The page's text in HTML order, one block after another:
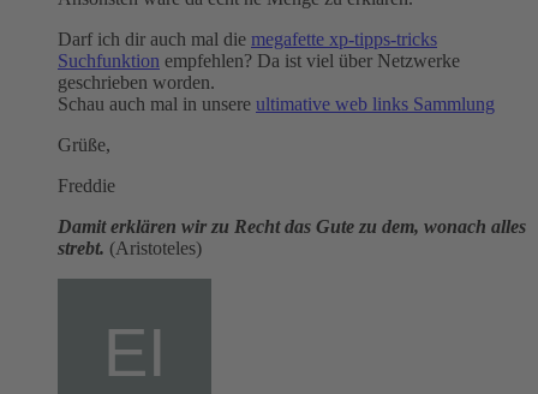
Darf ich dir auch mal die megafette xp-tipps-tricks
Suchfunktion empfehlen? Da ist viel über Netzwerke
geschrieben worden.
Schau auch mal in unsere ultimative web links Sammlung
Grüße,
Freddie
Damit erklären wir zu Recht das Gute zu dem, wonach alles
strebt. (Aristoteles)